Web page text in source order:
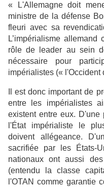
« L'Allemagne doit
ministre de la défense
fleuri avec sa
L’impérialisme
rôle de leader au sein
nécessaire pour
impérialistes (« l'Occident
Il est donc important de
entre les impérialistes
existent entre eux. D'une
l'État impérialiste le
doivent allégeance.
sacrifiée par les États-
nationaux ont aussi des
(entendu la classe
l'OTAN comme garantie